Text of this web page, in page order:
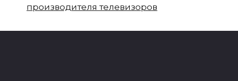
производителя телевизоров